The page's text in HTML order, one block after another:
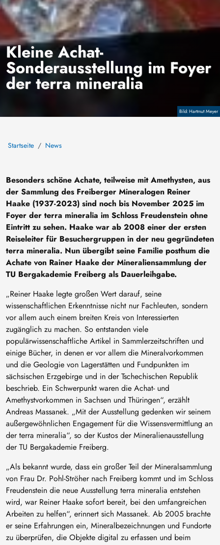
CopyrightHartmut Meyer
Kleine Achat-
Sonderausstellung im Foyer
der terra mineralia
Startseite News
Besonders schöne Achate, teilweise mit Amethysten, aus
der Sammlung des Freiberger Mineralogen Reiner
Haake (1937-2023) sind noch bis November 2025 im
Foyer der terra mineralia im Schloss Freudenstein ohne
Eintritt zu sehen. Haake war ab 2008 einer der ersten
Reiseleiter für Besuchergruppen in der neu gegründeten
terra mineralia. Nun übergibt seine Familie posthum die
Achate von Rainer Haake der Mineraliensammlung der
TU Bergakademie Freiberg als Dauerleihgabe.
„Reiner Haake legte großen Wert darauf, seine
wissenschaftlichen Erkenntnisse nicht nur Fachleuten, sondern
vor allem auch einem breiten Kreis von Interessierten
zugänglich zu machen. So entstanden viele
populärwissenschaftliche Artikel in Sammlerzeitschriften und
einige Bücher, in denen er vor allem die Mineralvorkommen
und die Geologie von Lagerstätten und Fundpunkten im
sächsischen Erzgebirge und in der Tschechischen Republik
beschrieb. Ein Schwerpunkt waren die Achat- und
Amethystvorkommen in Sachsen und Thüringen“, erzählt
Andreas Massanek. „Mit der Ausstellung gedenken wir seinem
außergewöhnlichen Engagement für die Wissensvermittlung an
der terra mineralia“, so der Kustos der Mineralienausstellung
der TU Bergakademie Freiberg.
„Als bekannt wurde, dass ein großer Teil der Mineralsammlung
von Frau Dr. Pohl-Ströher nach Freiberg kommt und im Schloss
Freudenstein die neue Ausstellung terra mineralia entstehen
wird, war Reiner Haake sofort bereit, bei den umfangreichen
Arbeiten zu helfen“, erinnert sich Massanek. Ab 2005 brachte
er seine Erfahrungen ein, Mineralbezeichnungen und Fundorte
zu überprüfen, die Objekte digital zu erfassen und beim